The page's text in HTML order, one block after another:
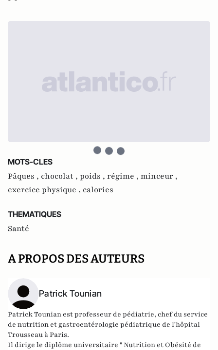
MOTS-CLES
Pâques , chocolat , poids , régime , minceur ,
exercice physique , calories
THEMATIQUES
Santé
A PROPOS DES AUTEURS
Patrick Tounian
Patrick Tounian est professeur de pédiatrie, chef du service
de nutrition et gastroentérologie pédiatrique de l'hôpital
Trousseau à Paris.
Il dirige le diplôme universitaire " Nutrition et Obésité de